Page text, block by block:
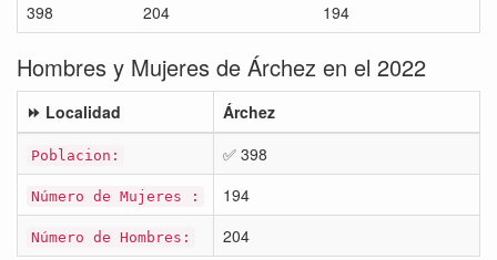
398
204 194
Hombres y Mujeres de Árchez en el 2022
⏩ Localidad Árchez
Poblacion: ✅ 398
Número de Mujeres : 194
Número de Hombres: 204